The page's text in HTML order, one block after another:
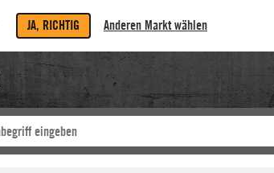
JA, RICHTIG Anderen Markt wählen